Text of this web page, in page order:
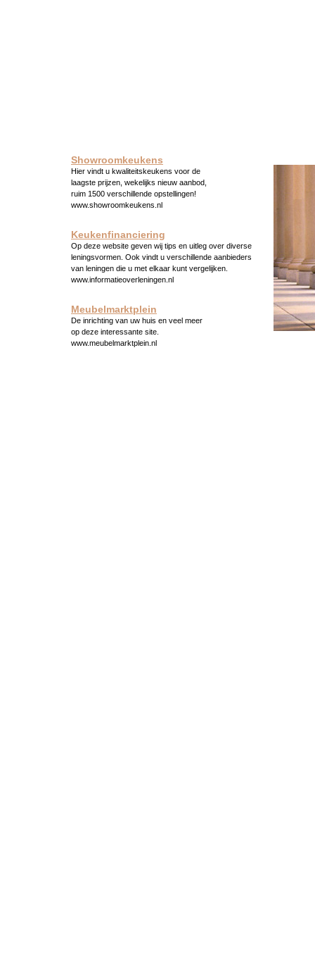
Showroomkeukens
Hier vindt u kwaliteitskeukens voor de
laagste prijzen, wekelijks nieuw aanbod,
ruim 1500 verschillende opstellingen!
www.showroomkeukens.nl
Keukenfinanciering
Op deze website geven wij tips en uitleg over diverse
leningsvormen. Ook vindt u verschillende aanbieders
van leningen die u met elkaar kunt vergelijken.
www.informatieoverleningen.nl
Meubelmarktplein
De inrichting van uw huis en veel meer
op deze interessante site.
www.meubelmarktplein.nl